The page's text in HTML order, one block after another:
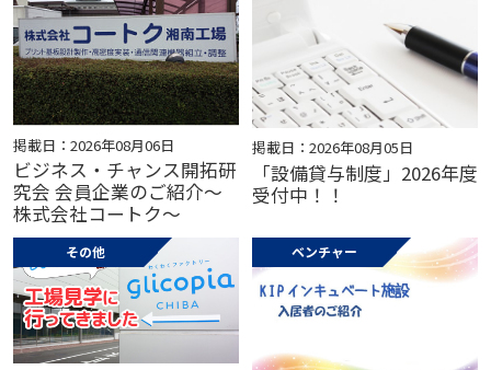
掲載日：2026年08月06日
ビジネス・チャンス開拓研
究会 会員企業のご紹介～
株式会社コートク～
掲載日：2026年08月05日
「設備貸与制度」2026年度
受付中！！
その他 ベンチャー